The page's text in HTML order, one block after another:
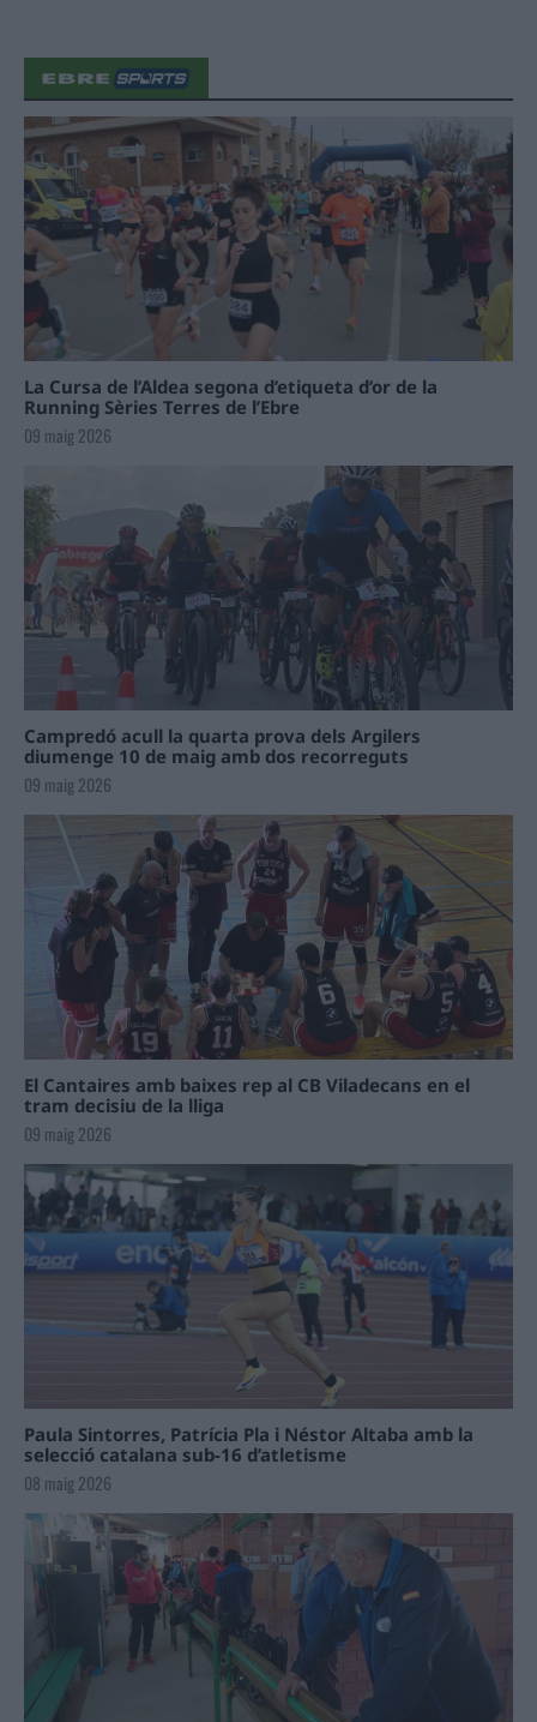
La Cursa de l’Aldea segona d’etiqueta d’or de la
Running Sèries Terres de l’Ebre
09 maig 2026
Campredó acull la quarta prova dels Argilers
diumenge 10 de maig amb dos recorreguts
09 maig 2026
El Cantaires amb baixes rep al CB Viladecans en el
tram decisiu de la lliga
09 maig 2026
Paula Sintorres, Patrícia Pla i Néstor Altaba amb la
selecció catalana sub-16 d’atletisme
08 maig 2026